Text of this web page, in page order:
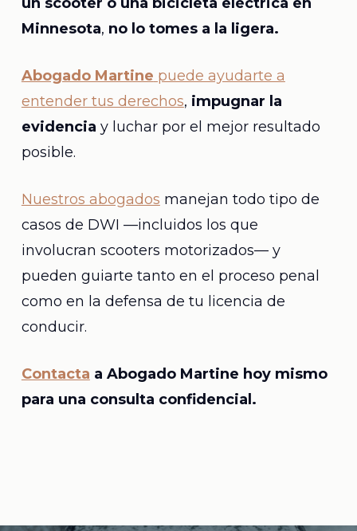
Minnesota, no lo tomes a la ligera.
Abogado Martine puede ayudarte a
entender tus derechos, impugnar la
evidencia y luchar por el mejor resultado
posible.
Nuestros abogados manejan todo tipo de
casos de DWI —incluidos los que
involucran scooters motorizados— y
pueden guiarte tanto en el proceso penal
como en la defensa de tu licencia de
conducir.
Contacta a Abogado Martine hoy mismo
para una consulta confidencial.